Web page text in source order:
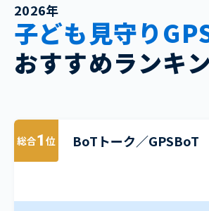
2026年
子ども見守り
おすすめランキ
総合1 位 BoTトーク／GPSBoT